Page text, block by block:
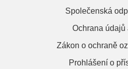
Společenská
Ochrana údajů
Zákon o ochraně
Prohlášení o